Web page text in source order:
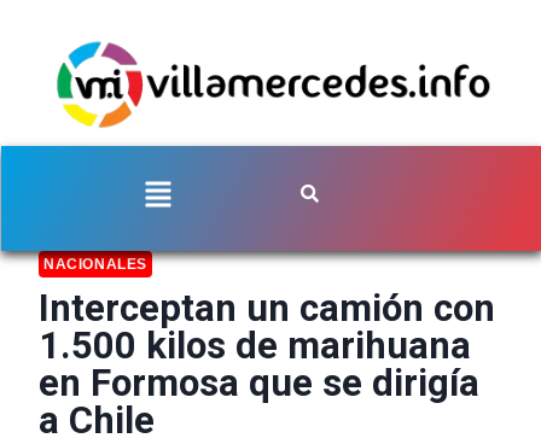
NACIONALES
Interceptan un camión con
1.500 kilos de marihuana
en Formosa que se dirigía
a Chile